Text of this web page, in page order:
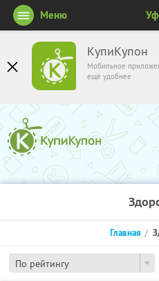
КупиКупон
Мобильное
ещё удобнее
Меню
По рейтингу
Главная